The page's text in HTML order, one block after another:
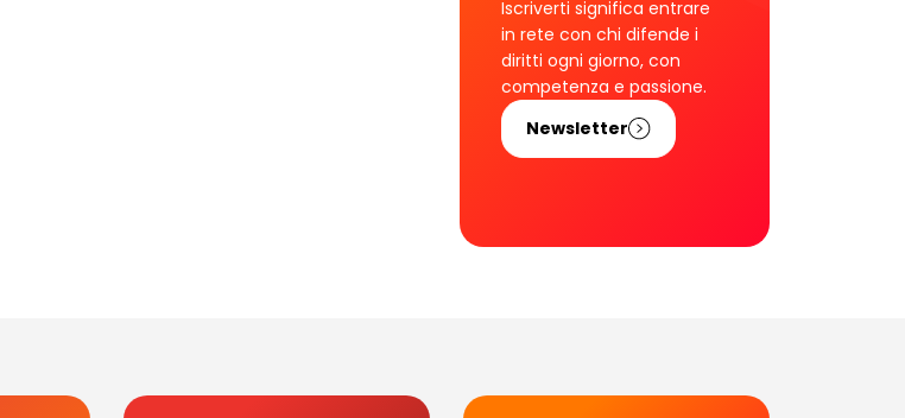
Iscriverti significa entrare
in rete con chi difende i
diritti ogni giorno, con
competenza e passione.
Newsletter